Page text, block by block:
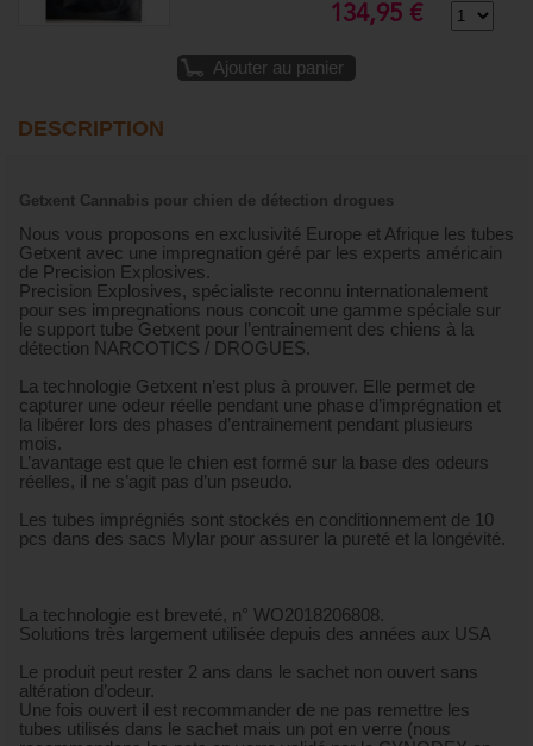
134,95 €
Ajouter au panier
DESCRIPTION
Getxent Cannabis pour chien de détection drogues
Nous vous proposons en exclusivité Europe et Afrique les tubes
Getxent avec une impregnation géré par les experts américain
de Precision Explosives.
Precision Explosives, spécialiste reconnu internationalement
pour ses impregnations nous concoit une gamme spéciale sur
le support tube Getxent pour l’entrainement des chiens à la
détection NARCOTICS / DROGUES.
La technologie Getxent n’est plus à prouver. Elle permet de
capturer une odeur réelle pendant une phase d’imprégnation et
la libérer lors des phases d’entrainement pendant plusieurs
mois.
L’avantage est que le chien est formé sur la base des odeurs
réelles, il ne s’agit pas d’un pseudo.
Les tubes imprégniés sont stockés en conditionnement de 10
pcs dans des sacs Mylar pour assurer la pureté et la longévité.
La technologie est breveté, n° WO2018206808.
Solutions très largement utilisée depuis des années aux USA
Le produit peut rester 2 ans dans le sachet non ouvert sans
altération d’odeur.
Une fois ouvert il est recommander de ne pas remettre les
tubes utilisés dans le sachet mais un pot en verre (nous